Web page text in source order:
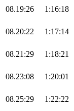
08.19:26 1:16:18
08.20:22 1:17:14
08.21:29 1:18:21
08.23:08 1:20:01
08.25:29 1:22:22